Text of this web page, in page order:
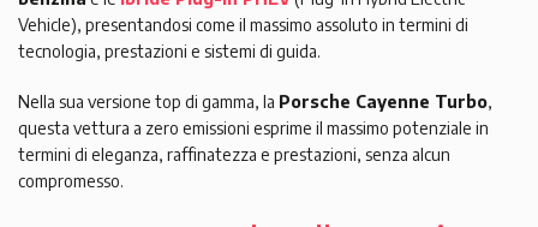
Vehicle), presentandosi come il massimo assoluto in termini di
tecnologia, prestazioni e sistemi di guida.
Nella sua versione top di gamma, la Porsche Cayenne Turbo,
questa vettura a zero emissioni esprime il massimo potenziale in
termini di eleganza, raffinatezza e prestazioni, senza alcun
compromesso.